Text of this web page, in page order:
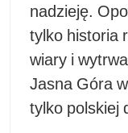
nadzieję.
tylko historia
wiary i
Jasna Góra
tylko polskiej